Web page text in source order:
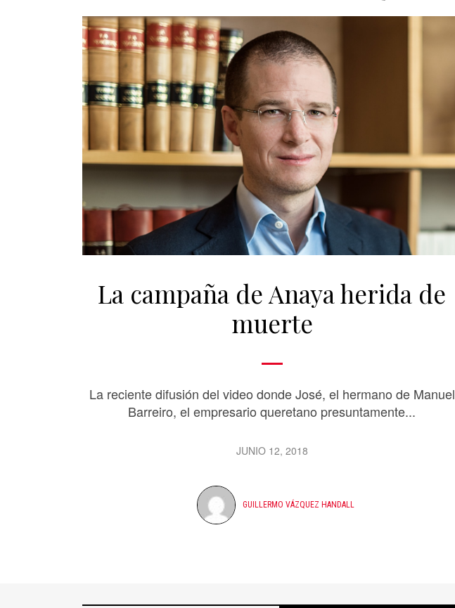
La campaña de Anaya herida de
muerte
La reciente difusión del video donde José, el hermano de Manuel
Barreiro, el empresario queretano presuntamente...
JUNIO 12, 2018
GUILLERMO VÁZQUEZ HANDALL